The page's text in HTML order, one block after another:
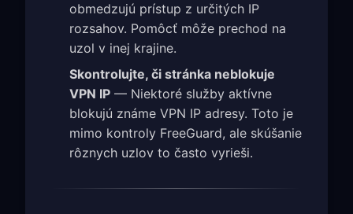
obmedzujú prístup z určitých IP
rozsahov. Pomôcť môže prechod na
uzol v inej krajine.
Skontrolujte, či stránka neblokuje
VPN IP — Niektoré služby aktívne
blokujú známe VPN IP adresy. Toto je
mimo kontroly FreeGuard, ale skúšanie
rôznych uzlov to často vyrieši.